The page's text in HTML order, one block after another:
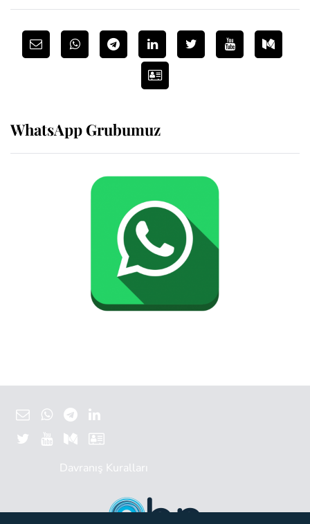
WhatsApp Grubumuz
Davranış Kuralları